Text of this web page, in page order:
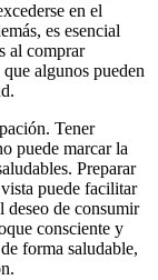
en el
es esencial
al comprar
algunos pueden
Tener
puede marcar la
Preparar
puede facilitar
deseo de consumir
consciente y
forma saludable,